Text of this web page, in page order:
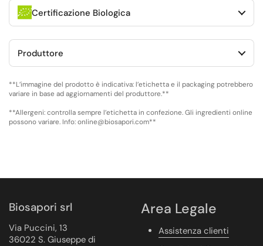
Certificazione Biologica
Produttore
**L’immagine del prodotto è indicativa: l’etichetta e il packaging potrebbero
variare in base ad aggiornamenti del produttore.**
**Allergeni: controlla sempre l’etichetta in confezione. Gli ingredienti online
possono variare. Info: online@biosapori.com**
Biosapori srl
Via Puccini, 13
36022 S. Giuseppe di
Area Legale
Assistenza clienti